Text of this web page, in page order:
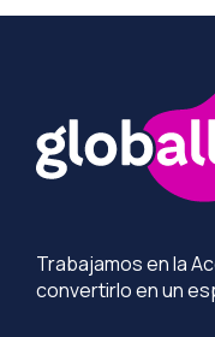
Trabajamos en la
convertirlo en un